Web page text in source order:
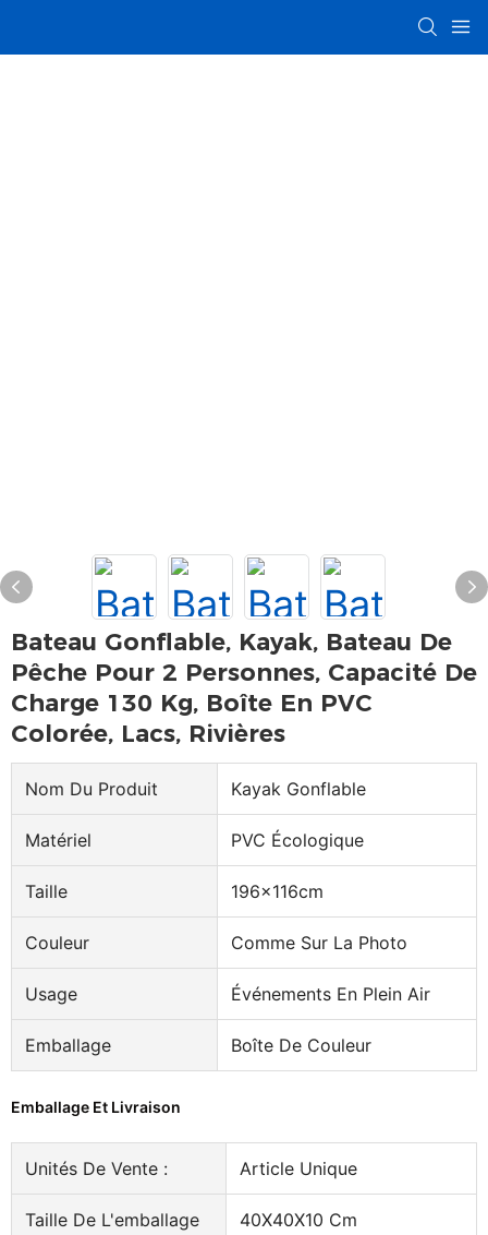
Bateau Gonflable, Kayak, Bateau De
Pêche Pour 2 Personnes, Capacité De
Charge 130 Kg, Boîte En PVC
Colorée, Lacs, Rivières
Nom Du Produit Kayak Gonflable
Matériel PVC Écologique
Taille 196x116cm
Couleur Comme Sur La Photo
Usage Événements En Plein Air
Emballage Boîte De Couleur
Emballage Et Livraison
Unités De Vente : Article Unique
Taille De L'emballage
40X40X10 Cm